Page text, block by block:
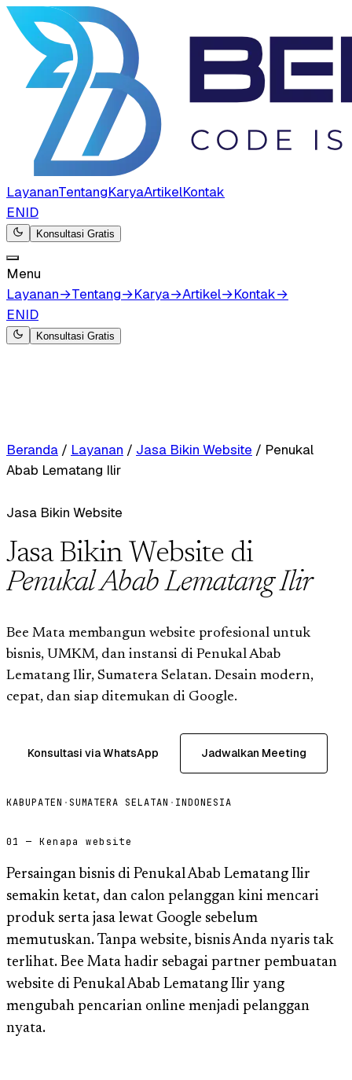
LayananTentangKaryaArtikelKontak
ENID
Konsultasi Gratis
Menu
Layanan→Tentang→Karya→Artikel→Kontak→
ENID
Konsultasi Gratis
Beranda / Layanan / Jasa Bikin Website / Penukal
Abab Lematang Ilir
Jasa Bikin Website
Jasa Bikin Website di
Penukal Abab Lematang Ilir
Bee Mata membangun website profesional untuk
bisnis, UMKM, dan instansi di Penukal Abab
Lematang Ilir, Sumatera Selatan. Desain modern,
cepat, dan siap ditemukan di Google.
Konsultasi via WhatsApp Jadwalkan Meeting
KABUPATEN · SUMATERA SELATAN · INDONESIA
01 — Kenapa website
Persaingan bisnis di Penukal Abab Lematang Ilir
semakin ketat, dan calon pelanggan kini mencari
produk serta jasa lewat Google sebelum
memutuskan. Tanpa website, bisnis Anda nyaris tak
terlihat. Bee Mata hadir sebagai partner pembuatan
website di Penukal Abab Lematang Ilir yang
mengubah pencarian online menjadi pelanggan
nyata.